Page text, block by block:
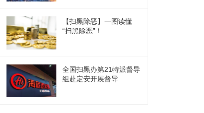
【扫黑除恶】一图读懂
“扫黑除恶”！
全国扫黑办第21特派督导
组赴定安开展督导